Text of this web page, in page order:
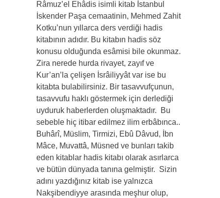
Râmuz’el Ehâdis isimli kitab İstanbul
İskender Paşa cemaatinin, Mehmed Zahit
Kotku’nun yıllarca ders verdiği hadis
kitabının adıdır. Bu kitabın hadis söz
konusu olduğunda esâmisi bile okunmaz.
Zira nerede hurda rivayet, zayıf ve
Kur’an’la çelişen İsrâiliyyât var ise bu
kitabta bulabilirsiniz. Bir tasavvufçunun,
tasavvufu haklı göstermek için derlediği
uyduruk haberlerden oluşmaktadır. Bu
sebeble hiç itibar edilmez ilim erbâbınca..
Buhârî, Müslim, Tirmizi, Ebû Dâvud, İbn
Mâce, Muvattâ, Müsned ve bunları takib
eden kitablar hadis kitabı olarak asırlarca
ve bütün dünyada tanına gelmiştir. Sizin
adını yazdığınız kitab ise yalnızca
Nakşibendiyye arasında meşhur olup,